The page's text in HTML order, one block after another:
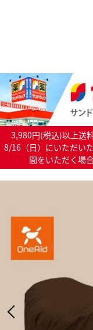
3,980円(税込)以上送
8/16（日）にいただい
間をいただく場